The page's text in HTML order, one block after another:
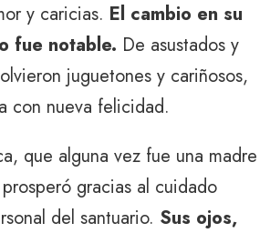
y caricias. El cambio en su
fue notable. De asustados y
juguetones y cariñosos,
con nueva felicidad.
que alguna vez fue una madre
gracias al cuidado
del santuario. Sus ojos,